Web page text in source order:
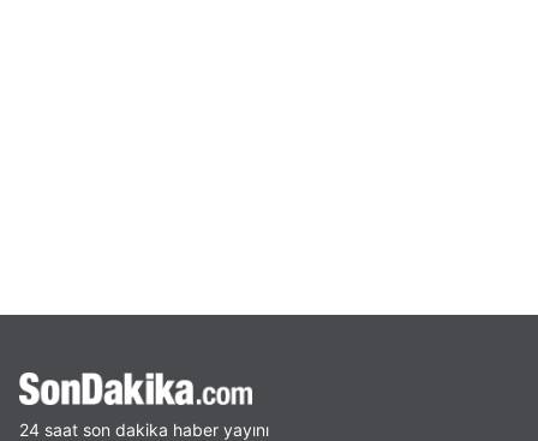
24 saat son dakika haber yayını